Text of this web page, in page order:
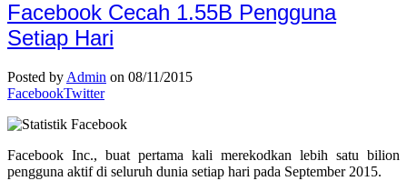
Facebook Cecah 1.55B Pengguna
Setiap Hari
Posted by Admin on 08/11/2015
FacebookTwitter
Facebook Inc., buat pertama kali merekodkan lebih satu bilion
pengguna aktif di seluruh dunia setiap hari pada September 2015.